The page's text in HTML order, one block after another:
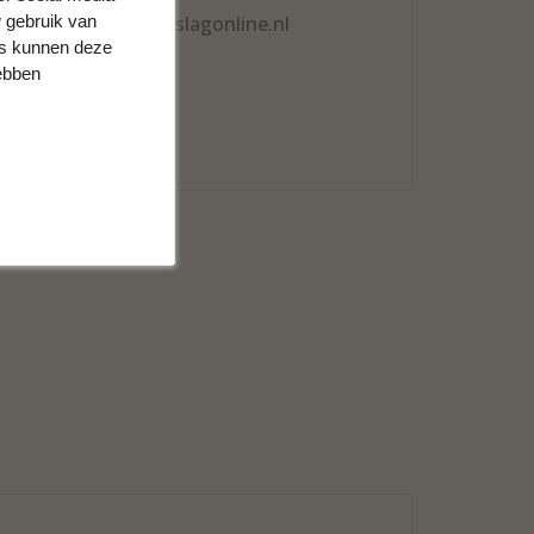
info@meubelbeslagonline.nl
0598-200251
gebruik van
kunnen deze